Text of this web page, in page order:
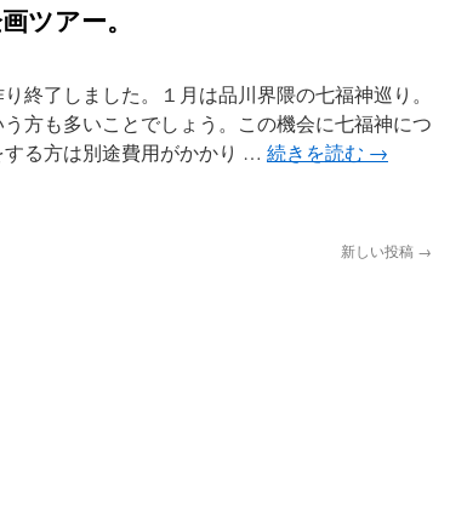
ツアー。
終了しました。１月は品川界隈の七福神巡り。
方も多いことでしょう。この機会に七福神につ
る方は別途費用がかかり … 続きを読む →
新しい投稿 →